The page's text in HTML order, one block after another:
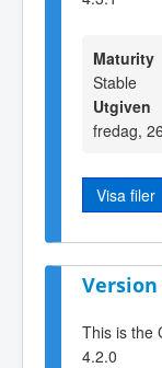
Maturity
Stable
Utgiven
fredag,
Visa filer
Version
This is the
4.2.0